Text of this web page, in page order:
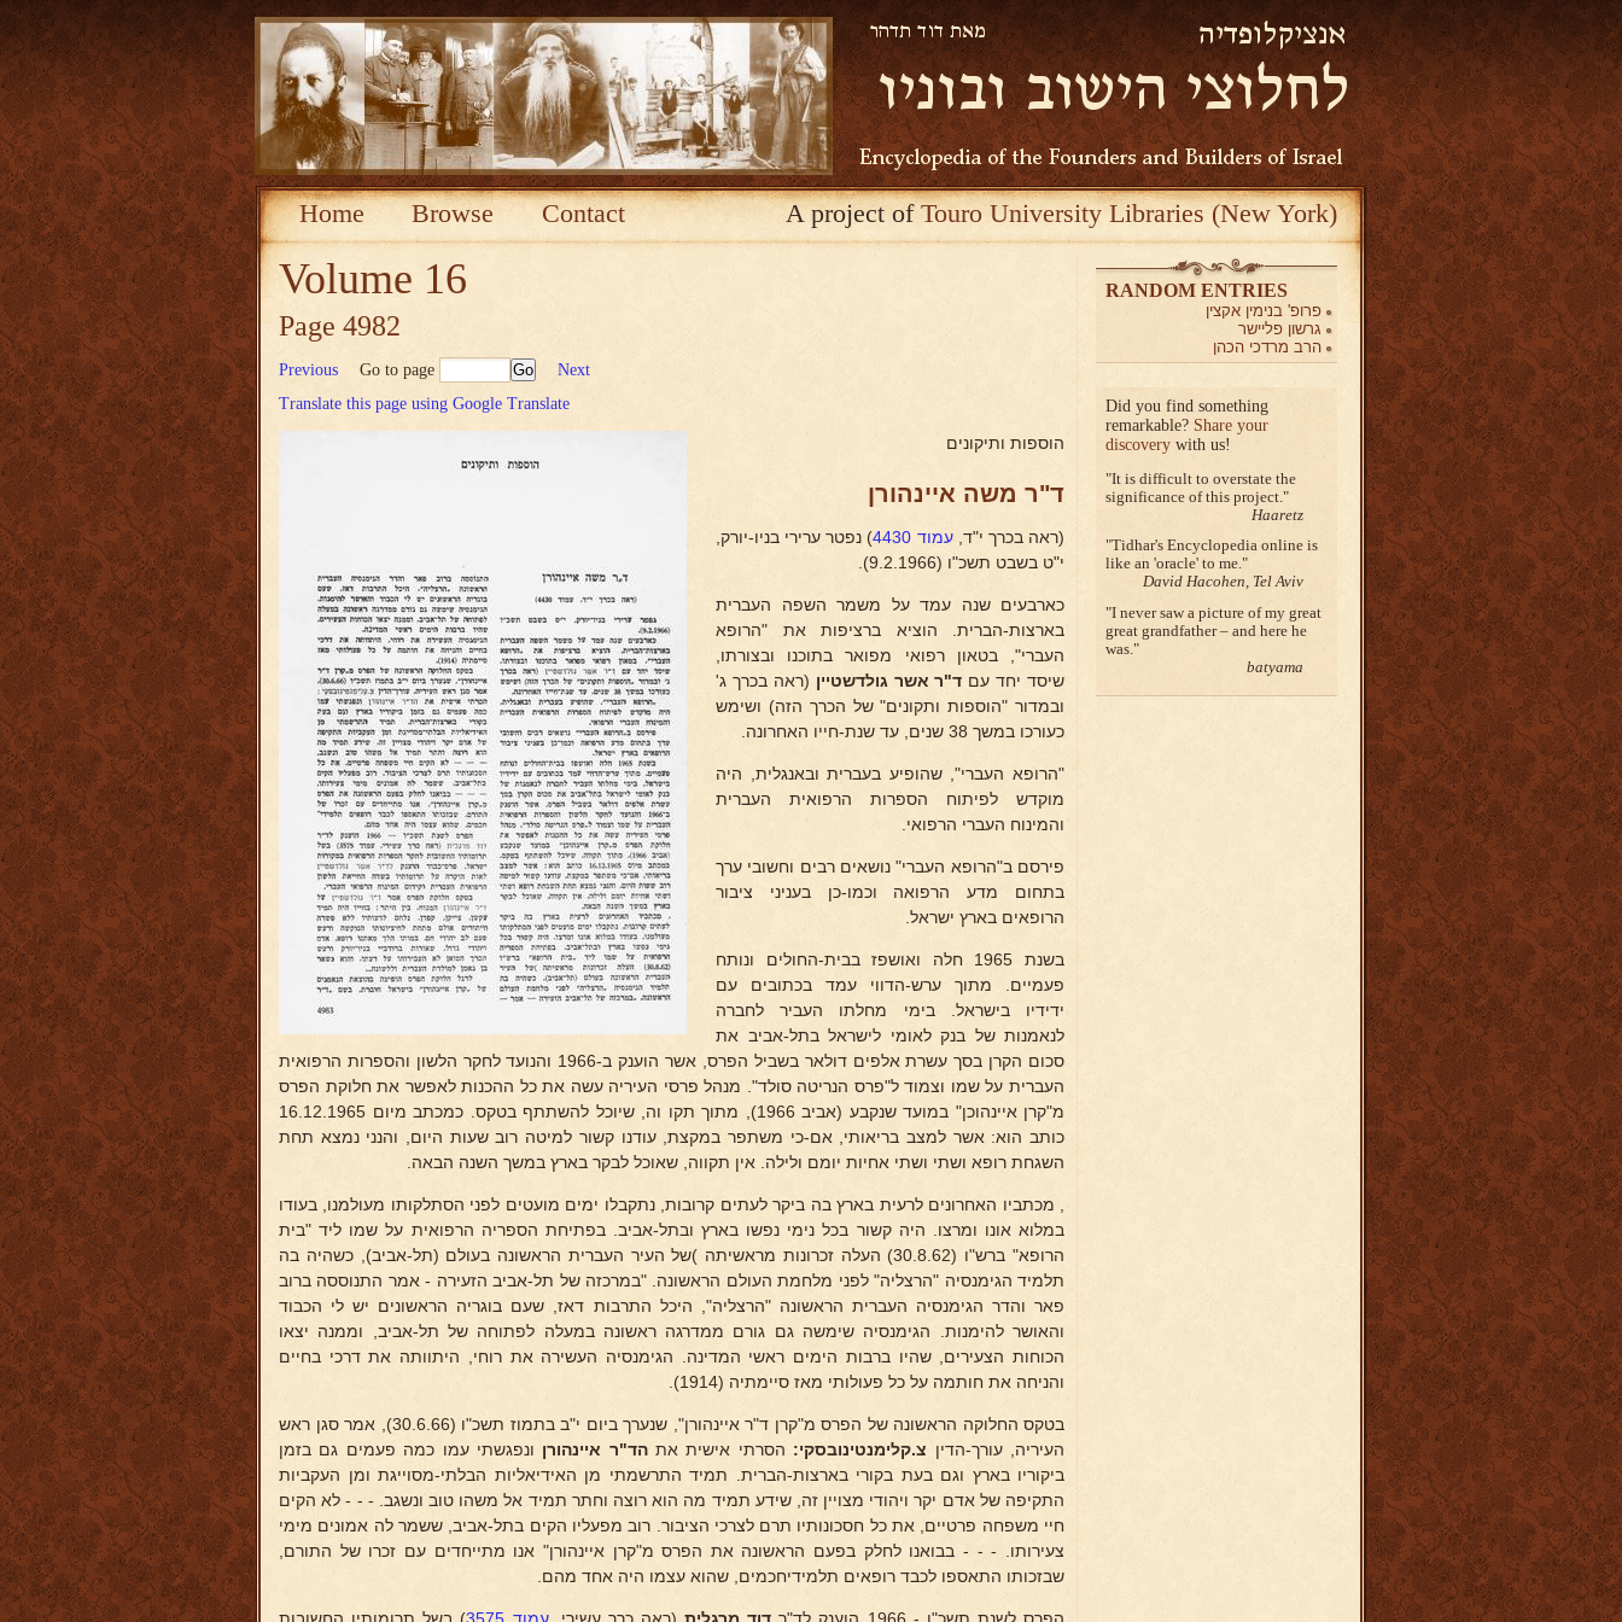
Home Browse Contact A project ofTouro University Libraries (New York)
Volume 16
Page 4982
Previous Go to page
Next
Translate this page using Google Translate
הוספות ותיקונים
ד"ר משה איינהורן
(ראה בכרך י"ד,עמוד 4430
) נפטר ערירי בניו-יורק,
י"ט בשבט תשכ"ו (9.2.1966).
כארבעים שנה עמד על משמר השפה העברית
בארצות-הברית. הוציא ברציפות את "הרופא
העברי", בטאון רפואי מפואר בתוכנו ובצורתו,
שיסד יחד עם ד"ר אשר גולדשטיין (ראה בכרך ג'
ובמדור "הוספות ותקונים" של הכרך הזה) ושימש
כעורכו במשך 38 שנים, עד שנת-חייו האחרונה.
"הרופא העברי", שהופיע בעברית ובאנגלית, היה
מוקדש לפיתוח הספרות הרפואית העברית
והמינוח העברי הרפואי.
פירסם ב"הרופא העברי" נושאים רבים וחשובי ערך
בתחום מדע הרפואה וכמו-כן בעניני ציבור
הרופאים בארץ ישראל.
בשנת 1965 חלה ואושפז בבית-החולים ונותח
פעמיים. מתוך ערש-הדווי עמד בכתובים עם
ידידיו בישראל. בימי מחלתו העביר לחברה
לנאמנות של בנק לאומי לישראל בתל-אביב את
סכום הקרן בסך עשרת אלפים דולאר בשביל הפרס, אשר הוענק ב-1966 והנועד לחקר הלשון והספרות הרפואית
העברית על שמו וצמוד ל"פרס הנריטה סולד". מנהל פרסי העיריה עשה את כל ההכנות לאפשר את חלוקת הפרס
מ"קרן איינהוכן" במועד שנקבע (אביב 1966), מתוך תקו וה, שיוכל להשתתף בטקס. כמכתב מיום 16.12.1965
כותב הוא: אשר למצב בריאותי, אם-כי משתפר במקצת, עודנו קשור למיטה רוב שעות היום, והנני נמצא תחת
השגחת רופא ושתי ושתי אחיות יומם ולילה. אין תקווה, שאוכל לבקר בארץ במשך השנה הבאה.
, מכתביו האחרונים לרעית בארץ בה ביקר לעתים קרובות, נתקבלו ימים מועטים לפני הסתלקותו מעולמנו, בעודו
במלוא אונו ומרצו. היה קשור בכל נימי נפשו בארץ ובתל-אביב. בפתיחת הספריה הרפואית על שמו ליד "בית
הרופא" ברש"ו (30.8.62) העלה זכרונות מראשיתה )של העיר העברית הראשונה בעולם (תל-אביב), כשהיה בה
תלמיד הגימנסיה "הרצליה" לפני מלחמת העולם הראשונה. "במרכזה של תל-אביב הזעירה - אמר התנוססה ברוב
פאר והדר הגימנסיה העברית הראשונה "הרצליה", היכל התרבות דאז, שעם בוגריה הראשונים יש לי הכבוד
והאושר להימנות. הגימנסיה שימשה גם גורם ממדרגה ראשונה במעלה לפתוחה של תל-אביב, וממנה יצאו
הכוחות הצעירים, שהיו ברבות הימים ראשי המדינה. הגימנסיה העשירה את רוחי, היתוותה את דרכי בחיים
והניחה את חותמה על כל פעולותי מאז סיימתיה (1914).
בטקס החלוקה הראשונה של הפרס מ"קרן ד"ר איינהורן", שנערך ביום י"ב בתמוז תשכ"ו (30.6.66), אמר סגן ראש
העיריה, עורך-הדין צ.קלימנטינובסקי: הסרתי אישית אתהד"ר איינהורן ונפגשתי עמו כמה פעמים גם בזמן
ביקוריו בארץ וגם בעת בקורי בארצות-הברית. תמיד התרשמתי מן האידיאליות הבלתי-מסוייגת ומן העקביות
התקיפה של אדם יקר ויהודי מצויין זה, שידע תמיד מה הוא רוצה וחתר תמיד אל משהו טוב ונשגב. - - - לא הקים
חיי משפחה פרטיים, את כל חסכונותיו תרם לצרכי הציבור. רוב מפעליו הקים בתל-אביב, ששמר לה אמונים מימי
צעירותו. - - - בבואנו לחלק בפעם הראשונה את הפרס מ"קרן איינהורן" אנו מתייחדים עם זכרו של התורם,
שבזכותו התאספו לכבד רופאים תלמידיחכמים, שהוא עצמו היה אחד מהם.
הפרס לשנת תשכ"ו - 1966 הוענק לד"ר דוד מרגלית (ראה כרך עשירי,עמוד 3575 ) בשל תרומותיו החשובות
RANDOM ENTRIES
פרופ' בנימין אקצין
גרשון פליישר
הרב מרדכי הכהן
Did you find something
remarkable? Share your
discovery with us!
It is difficult to overstate the
significance of this project.
Haaretz
Tidhar's Encyclopedia online is
like an 'oracle' to me.
David Hacohen, Tel Aviv
I never saw a picture of my great
great grandfather – and here he
was.
batyama